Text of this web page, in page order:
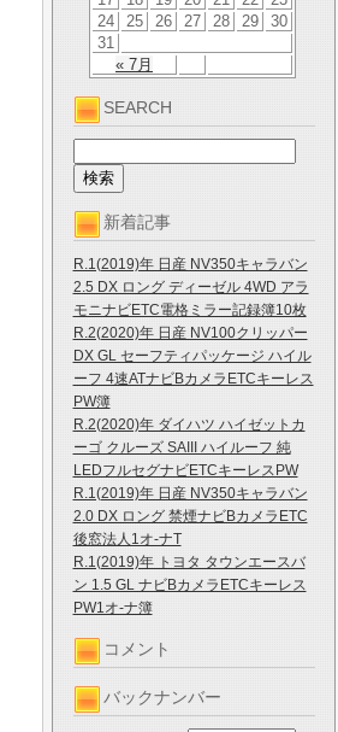
« 7月
24
25 26 27 28 29
30
31
SEARCH
新着記事
R.1(2019)年 日産 NV350キャラバン
2.5 DX ロング ディーゼル 4WD アラ
モニナビETC電格ミラー記録簿10枚
R.2(2020)年 日産 NV100クリッパー
DX GL セーフティパッケージ ハイル
ーフ 4速ATナビBカメラETCキーレス
PW簿
R.2(2020)年 ダイハツ ハイゼットカ
ーゴ クルーズ SAIII ハイルーフ 純
LEDフルセグナビETCキーレスPW
R.1(2019)年 日産 NV350キャラバン
2.0 DX ロング 禁煙ナビBカメラETC
後窓法人1オ-ナT
R.1(2019)年 トヨタ タウンエースバ
ン 1.5 GL ナビBカメラETCキーレス
PW1オ-ナ簿
コメント
バックナンバー